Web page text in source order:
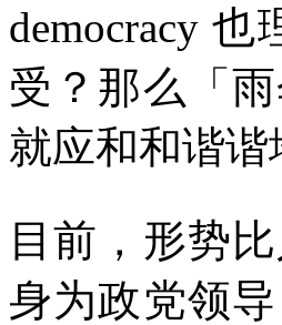
democracy也
受？那么「
就应和和谐
目前，形势
身为政党领